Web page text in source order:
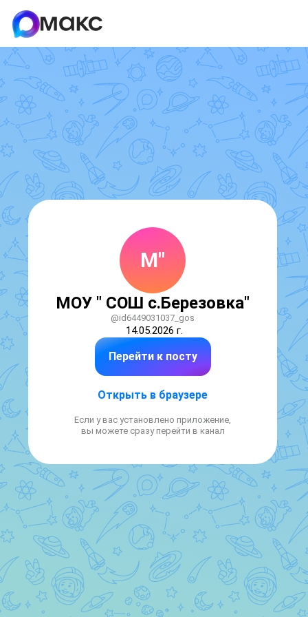
М"
МОУ " СОШ с.Березовка"
@id6449031037_gos
14.05.2026 г.
Перейти к посту
Открыть в браузере
Если у вас установлено приложение,
вы можете сразу перейти в канал